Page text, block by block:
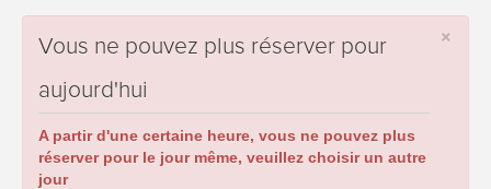
×
Vous ne pouvez plus réserver pour
aujourd'hui
A partir d'une certaine heure, vous ne pouvez plus
réserver pour le jour même, veuillez choisir un autre
jour